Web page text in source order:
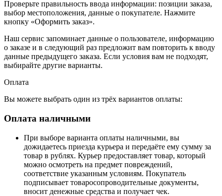
Проверьте правильность ввода информации: позиции заказа,
выбор местоположения, данные о покупателе. Нажмите
кнопку «Оформить заказ».
Наш сервис запоминает данные о пользователе, информацию
о заказе и в следующий раз предложит вам повторить к вводу
данные предыдущего заказа. Если условия вам не подходят,
выбирайте другие варианты.
Оплата
Вы можете выбрать один из трёх вариантов оплаты:
Оплата наличными
При выборе варианта оплаты наличными, вы
дожидаетесь приезда курьера и передаёте ему сумму за
товар в рублях. Курьер предоставляет товар, который
можно осмотреть на предмет повреждений,
соответствие указанным условиям. Покупатель
подписывает товаросопроводительные документы,
вносит денежные средства и получает чек.